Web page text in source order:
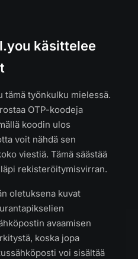
käsittelee
työnkulku mielessä.
OTP-koodeja
koodin ulos
voit nähdä sen
viestiä. Tämä säästää
rekisteröitymisvirran.
oletuksena kuvat
avaamisen
koska jopa
voi sisältää